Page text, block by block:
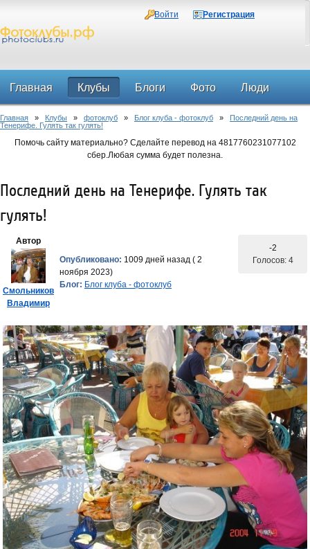
Войти Регистрация
Главная Клубы Блоги Фото Люди
Форум
Главная » Клубы » фотоклуб » Блог клуба - фотоклуб » Последний день на
Тенерифе. Гулять так гулять!
Помочь сайту материально? Сделайте перевод на 4817760231077102
сбер.Любая сумма будет полезна.
Последний день на Тенерифе. Гулять так
гулять!
Автор
Смольников
Владимир
Опубликовано: 1009 дней назад ( 2
ноября 2023)
Блог: Блог клуба - фотоклуб
-2
Голосов: 4